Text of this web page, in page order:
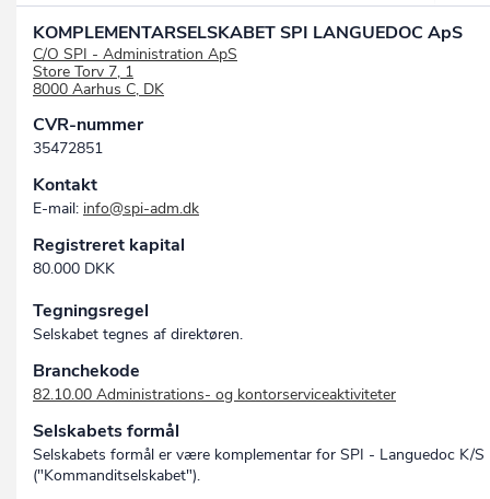
KOMPLEMENTARSELSKABET SPI LANGUEDOC ApS
C/O SPI - Administration ApS
Store Torv 7, 1
8000 Aarhus C, DK
CVR-nummer
35472851
Kontakt
E-mail: info@spi-adm.dk
Registreret kapital
80.000 DKK
Tegningsregel
Selskabet tegnes af direktøren.
Branchekode
82.10.00 Administrations- og kontorserviceaktiviteter
Selskabets formål
Selskabets formål er være komplementar for SPI - Languedoc K/S
("Kommanditselskabet").